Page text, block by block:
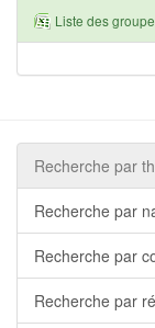
Liste des
Recherche par
Recherche par
Recherche par
Recherche par